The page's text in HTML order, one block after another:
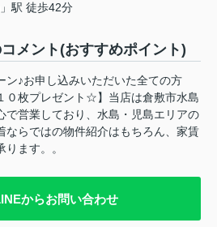
」駅 徒歩42分
メント(おすすめポイント)
ン♪お申し込みいただいた全ての方
０枚プレゼント☆】当店は倉敷市水島
で営業しており、水島・児島エリアの
ならではの物件紹介はもちろん、家賃
ます。。
からお問い合わせ